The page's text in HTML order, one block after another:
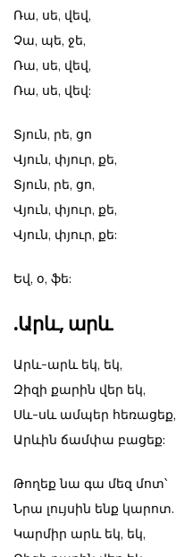
Ռա, սե, վեվ,
Չա, պե, ջե,
Ռա, սե, վեվ,
Ռա, սե, վեվ:
Տյուն, րե, ցո
Վյուն, փյուր, քե,
Տյուն, րե, ցո,
Վյուն, փյուր, քե,
Վյուն, փյուր, քե:
Եվ, օ, ֆե:
.Արև, արև
Արև-արև եկ, եկ,
Զիզի քարին վեր եկ,
Սև-սև ամպեր հեռացեք,
Արևին ճամփա բացեք:
Թողեք նա գա մեզ մոտ՝
Նրա լույսին ենք կարոտ.
Կարմիր արև եկ, եկ,